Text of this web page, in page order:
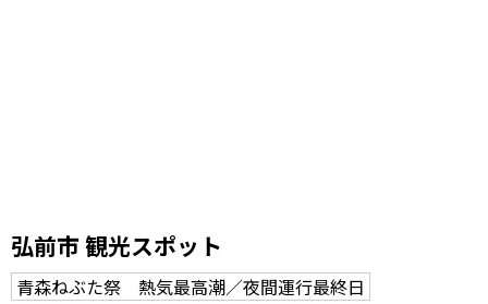
弘前市 観光スポット
青森ねぶた祭 熱気最高潮／夜間運行最終日